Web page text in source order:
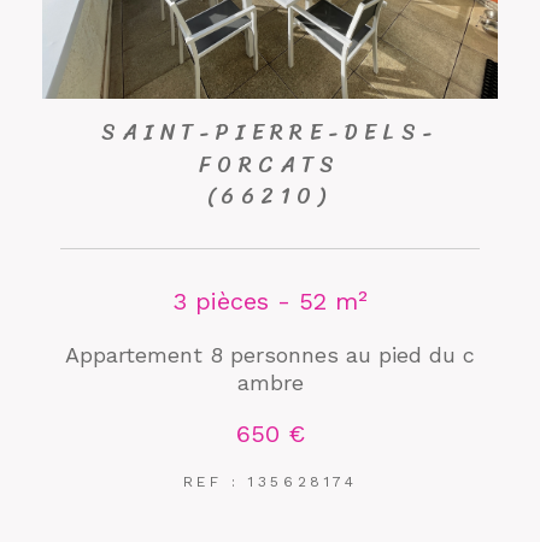
SAINT-PIERRE-DELS-
FORCATS
(66210)
3 pièces - 52 m²
Appartement 8 personnes au pied du c
ambre
650 €
REF : 135628174